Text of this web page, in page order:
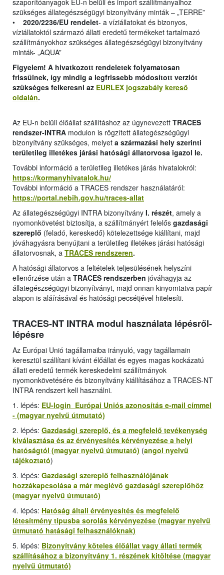
szaporítóanyagok EU-n belüli és import szállítmányaihoz
szükséges állategészségügyi bizonyítvány minták – „TERRE”
• 2020/2236/EU rendelet- a víziállatokat és bizonyos,
víziállatoktól származó állati eredetű termékeket tartalmazó
szállítmányokhoz szükséges állategészségügyi bizonyítvány
minták- „AQUA”
Figyelem! A hivatkozott rendeletek folyamatosan
frissülnek, így mindig a legfrissebb módosított verziót
szükséges felkeresni az EURLEX jogszabály kereső
oldalán.
Az EU-n belüli élőállat szállításhoz az úgynevezett TRACES
rendszer-INTRA modulon is rögzített állategészségügyi
bizonyítvány szükséges, melyet a származási hely szerinti
területileg illetékes járási hatósági állatorvosa igazol le.
További információ a területileg illetékes járás hivatalokról:
https://kormanyhivatalok.hu/
További információ a TRACES rendszer használatáról:
https://portal.nebih.gov.hu/traces-allat
Az állategészségügyi INTRA bizonyítvány I. részét, amely a
nyomonkövetést biztosítja, a szállítmányért felelős gazdasági
szereplő (feladó, kereskedő) kötelezettsége kiállítani, majd
jóváhagyásra benyújtani a területileg illetékes járási hatósági
állatorvosnak, a TRACES rendszeren.
A hatósági állatorvos a feltételek teljesülésének helyszíni
ellenőrzése után a TRACES rendszerben jóváhagyja az
állategészségügyi bizonyítványt, majd onnan kinyomtatva papír
alapon is aláírásával és hatósági pecsétjével hitelesíti.
TRACES-NT INTRA modul használata lépésről-
lépésre
Az Európai Unió tagállamaiba irányuló, vagy tagállamain
keresztül szállítani kívánt élőállat és egyes magas kockázatú
állati eredetű termék kereskedelmi szállítmányok
nyomonkövetésére és bizonyítvány kiállításához a TRACES-NT
INTRA rendszert kell használni.
1. lépés: EU-login Európai Uniós azonosítás e-mail címmel
- (magyar nyelvű útmutató)
2. lépés: Gazdasági szereplő, és a megfelelő tevékenység
kiválasztása és az érvényesítés kérvényezése a helyi
hatóságtól (magyar nyelvű útmutató) (angol nyelvű
tájékoztató)
3. lépés: Gazdasági szereplő felhasználójának
hozzákapcsolása a már meglévő gazdasági szereplőhöz
(magyar nyelvű útmutató)
4. lépés: Hatóság általi érvényesítés és megfelelő
létesítmény típusba sorolás kérvényezése (magyar nyelvű
útmutató hatásági felhasználóknak)
5. lépés: Bizonyítvány köteles élőállat vagy állati termék
szállításához a bizonyítvány 1. részének kitöltése (magyar
nyelvű útmutató)